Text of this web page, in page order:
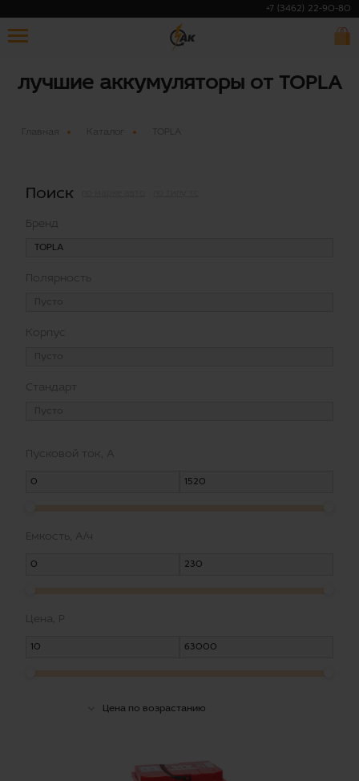
+7 (3462) 22-90-80
лучшие аккумуляторы от TOPLA
Главная TOPLA
Поиск
Бренд
Полярность
Корпус
Стандарт
Пусковой ток, А
Емкость, А/ч
Цена, Р